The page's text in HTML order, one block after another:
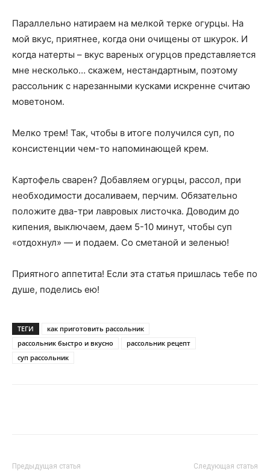
Параллельно натираем на мелкой терке огурцы. На
мой вкус, приятнее, когда они очищены от шкурок. И
когда натерты – вкус вареных огурцов представляется
мне несколько… скажем, нестандартным, поэтому
рассольник с нарезанными кусками искренне считаю
моветоном.
Мелко трем! Так, чтобы в итоге получился суп, по
консистенции чем-то напоминающей крем.
Картофель сварен? Добавляем огурцы, рассол, при
необходимости досаливаем, перчим. Обязательно
положите два-три лавровых листочка. Доводим до
кипения, выключаем, даем 5-10 минут, чтобы суп
«отдохнул» — и подаем. Со сметаной и зеленью!
Приятного аппетита! Если эта статья пришлась тебе по
душе, поделись ею!
ТЕГИ
как приготовить рассольник
рассольник быстро и вкусно
рассольник рецепт
суп рассольник
Предыдущая статья Следующая статья